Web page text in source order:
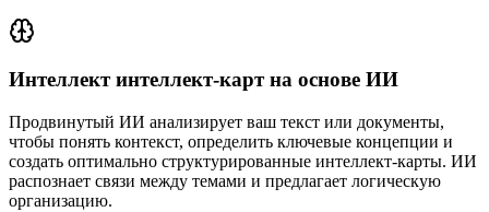
Интеллект интеллект-карт на основе ИИ
Продвинутый ИИ анализирует ваш текст или документы,
чтобы понять контекст, определить ключевые концепции и
создать оптимально структурированные интеллект-карты. ИИ
распознает связи между темами и предлагает логическую
организацию.